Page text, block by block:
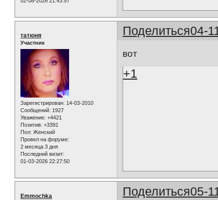
Поделиться04-
татюня
Участник
Зарегистрирован: 14-03-2010
Сообщений: 1927
Уважение: +4421
Позитив: +3391
Пол: Женский
Провел на форуме:
2 месяца 3 дня
Последний визит:
01-03-2026 22:27:50
вот
+1
Поделиться05-
Emmochka